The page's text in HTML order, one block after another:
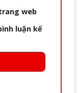
web
luận kế